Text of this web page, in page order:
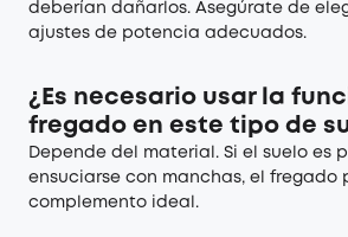
deberían dañarlos. Asegúrate de
ajustes de potencia adecuados.
¿Es necesario usar la
fregado en este tipo de
Depende del material. Si el suelo es
ensuciarse con manchas, el fregado
complemento ideal.